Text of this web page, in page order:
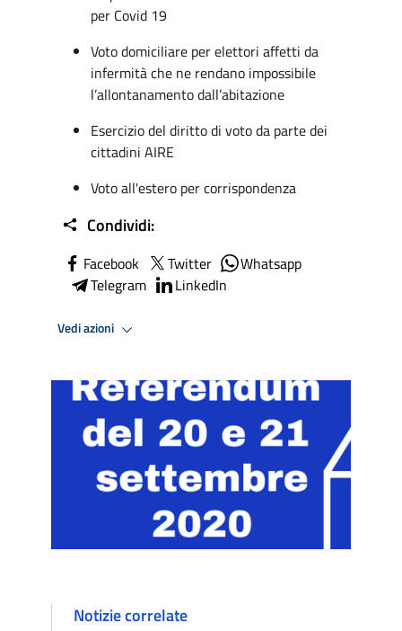
per Covid 19
Voto domiciliare per elettori affetti da
infermità che ne rendano impossibile
l’allontanamento dall’abitazione
Esercizio del diritto di voto da parte dei
cittadini AIRE
Voto all'estero per corrispondenza
Condividi:
Facebook Twitter
Whatsapp
Telegram
LinkedIn
Vedi azioni
Notizie correlate